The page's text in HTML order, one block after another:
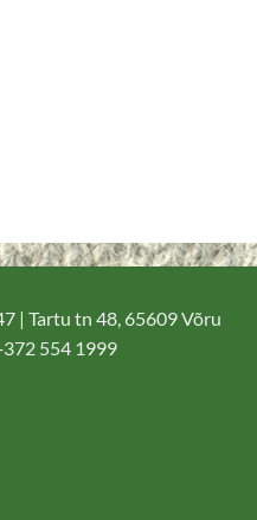
| Tartu tn 48, 65609 Võru
554 1999